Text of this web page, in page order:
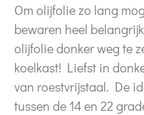
Om olijfolie zo lang
bewaren heel
olijfolie donker weg te
koelkast! Liefst in
van roestvrijstaal. De
tussen de 14 en 22